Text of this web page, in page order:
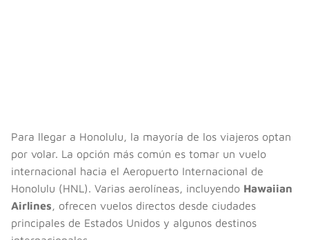
Para llegar a Honolulu, la mayoría de los viajeros optan
por volar. La opción más común es tomar un vuelo
internacional hacia el Aeropuerto Internacional de
Honolulu (HNL). Varias aerolíneas, incluyendo Hawaiian
Airlines, ofrecen vuelos directos desde ciudades
principales de Estados Unidos y algunos destinos